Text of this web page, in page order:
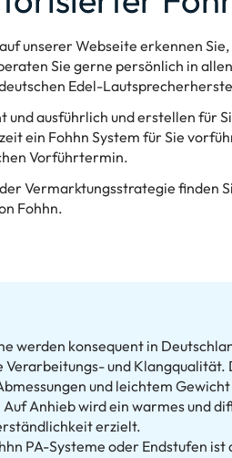
unserer Webseite erkennen
Sie gerne persönlich in
Edel-
ausführlich und erstellen für
ein Fohhn System für Sie
Vorführtermin.
Vermarktungsstrategie finden
Fohhn.
werden konsequent in
Verarbeitungs- und
und leichtem
Anhieb wird ein warmes und
erzielt.
PA-Systeme oder Endstufen